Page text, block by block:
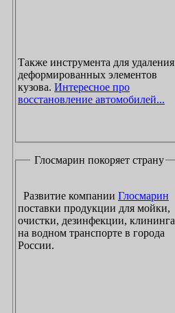
Также инструмента для удаления
деформированных элементов
кузова. Интересное про
восстановление автомобилей...
Глосмарин покоряет страну
Развитие компании Глосмарин
поставки продукции для мойки,
очистки, дезинфекции, клининга
на водном транспорте в города
России.